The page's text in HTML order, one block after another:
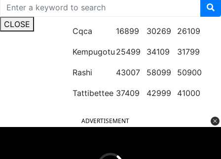
CLOSE
Chali
Cqca 16899 30269 26109
Kempugotu 25499 34109 31799
Rashi 43007 58099 50900
Tattibettee 37409 42999 41000
ADVERTISEMENT